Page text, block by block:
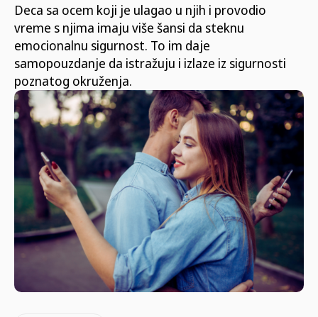
Deca sa ocem koji je ulagao u njih i provodio
vreme s njima imaju više šansi da steknu
emocionalnu sigurnost. To im daje
samopouzdanje da istražuju i izlaze iz sigurnosti
poznatog okruženja.